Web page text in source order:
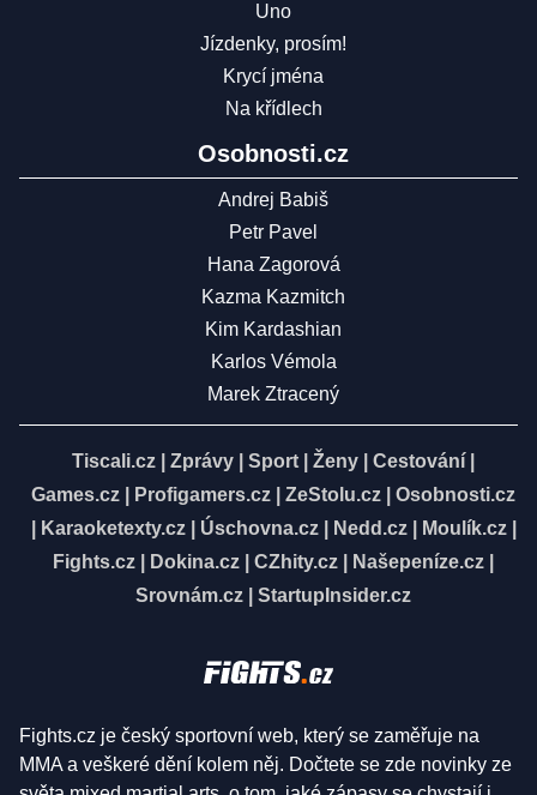
Uno
Jízdenky, prosím!
Krycí jména
Na křídlech
Osobnosti.cz
Andrej Babiš
Petr Pavel
Hana Zagorová
Kazma Kazmitch
Kim Kardashian
Karlos Vémola
Marek Ztracený
Tiscali.cz Zprávy Sport Ženy Cestování
Games.cz
Profigamers.cz ZeStolu.cz
Osobnosti.cz
Karaoketexty.cz| Úschovna.cz| Nedd.cz| Moulík.cz|
Fights.cz
Dokina.cz CZhity.cz Našepeníze.cz
Srovnám.cz
StartupInsider.cz
Fights.cz je český sportovní web, který se zaměřuje na
MMA a veškeré dění kolem něj. Dočtete se zde novinky ze